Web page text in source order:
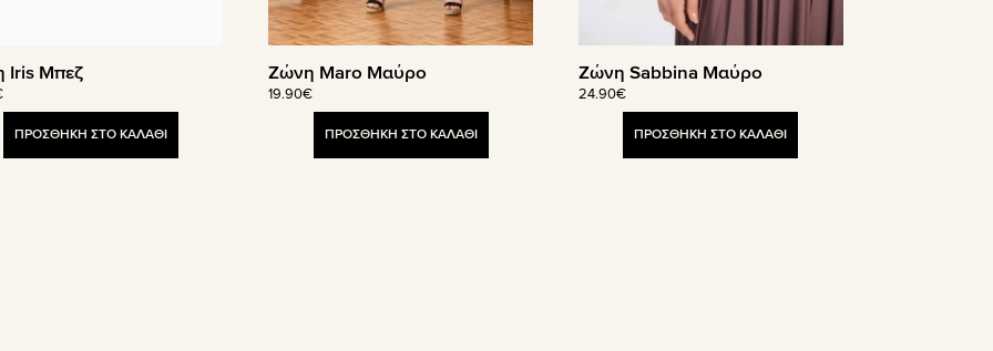
Iris Μπεζ
ΠΡΟΣΘΗΚΗ ΣΤΟ ΚΑΛΑΘΙ
Ζώνη Maro Μαύρο
19.90€
ΠΡΟΣΘΗΚΗ ΣΤΟ ΚΑΛΑΘΙ
Ζώνη Sabbina Μαύρο
24.90€
ΠΡΟΣΘΗΚΗ ΣΤΟ ΚΑΛΑΘΙ